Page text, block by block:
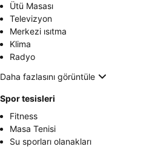
Ütü Masası
Televizyon
Merkezi ısıtma
Klima
Radyo
Daha fazlasını görüntüle
Spor tesisleri
Fitness
Masa Tenisi
Su sporları olanakları